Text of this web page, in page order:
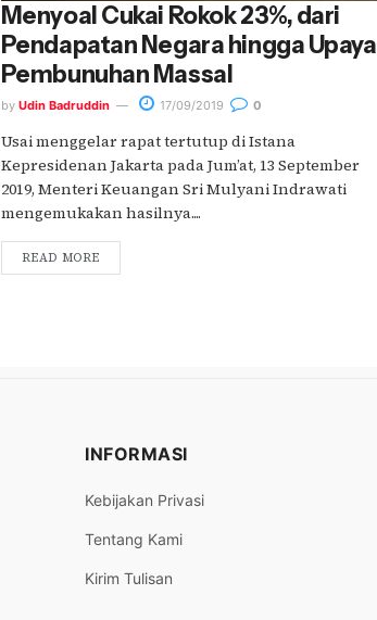
Menyoal Cukai Rokok 23%, dari
Pendapatan Negara hingga Upaya
Pembunuhan Massal
by Udin Badruddin 17/09/2019 0
Usai menggelar rapat tertutup di Istana
Kepresidenan Jakarta pada Jum’at, 13 September
2019, Menteri Keuangan Sri Mulyani Indrawati
mengemukakan hasilnya....
READ MORE
INFORMASI
Kebijakan Privasi
Tentang Kami
Kirim Tulisan